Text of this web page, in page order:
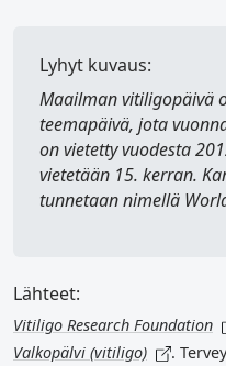
Lyhyt kuvaus:
Maailman vitiligopäivä
teemapäivä, jota
on vietetty vuodesta
vietetään 15. kerran.
tunnetaan nimellä
Lähteet:
Vitiligo Research Foundation
Valkopälvi (vitiligo)
.